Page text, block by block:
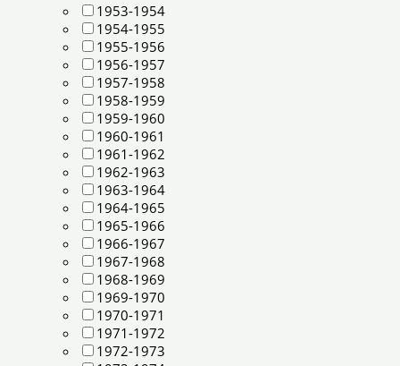
1953-1954
1954-1955
1955-1956
1956-1957
1957-1958
1958-1959
1959-1960
1960-1961
1961-1962
1962-1963
1963-1964
1964-1965
1965-1966
1966-1967
1967-1968
1968-1969
1969-1970
1970-1971
1971-1972
1972-1973